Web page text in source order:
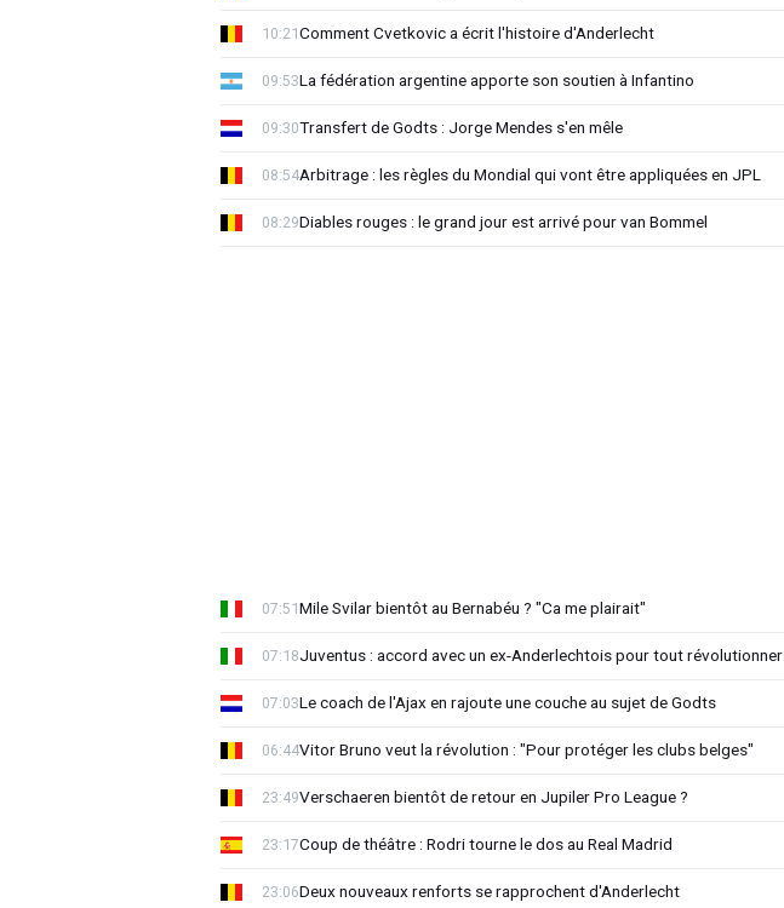
Comment Cvetkovic a écrit l'histoire d'Anderlecht
10:21
La fédération argentine apporte son soutien à Infantino
09:53
Transfert de Godts : Jorge Mendes s'en mêle
09:30
Arbitrage : les règles du Mondial qui vont être appliquées en JPL
08:54
Diables rouges : le grand jour est arrivé pour van Bommel
08:29
Mile Svilar bientôt au Bernabéu ? "Ca me plairait"
07:51
Juventus : accord avec un ex-Anderlechtois pour tout révolutionner
07:18
Le coach de l'Ajax en rajoute une couche au sujet de Godts
07:03
Vitor Bruno veut la révolution : "Pour protéger les clubs belges"
06:44
Verschaeren bientôt de retour en Jupiler Pro League ?
23:49
Coup de théâtre : Rodri tourne le dos au Real Madrid
23:17
Deux nouveaux renforts se rapprochent d'Anderlecht
23:06